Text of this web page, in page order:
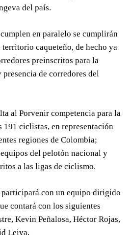
del país.
en paralelo se cumplirán
caqueteño, de hecho ya
preinscritos para la
presencia de corredores del
al Porvenir competencia para la
ciclistas, en representación
regiones de Colombia;
del pelotón nacional y
a las ligas de ciclismo.
participará con un equipo dirigido
contará con los siguientes
Kevin Peñalosa, Héctor Rojas,
Leiva.